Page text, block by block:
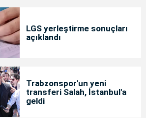
LGS yerleştirme sonuçları
açıklandı
Trabzonspor'un yeni
transferi Salah, İstanbul'a
geldi